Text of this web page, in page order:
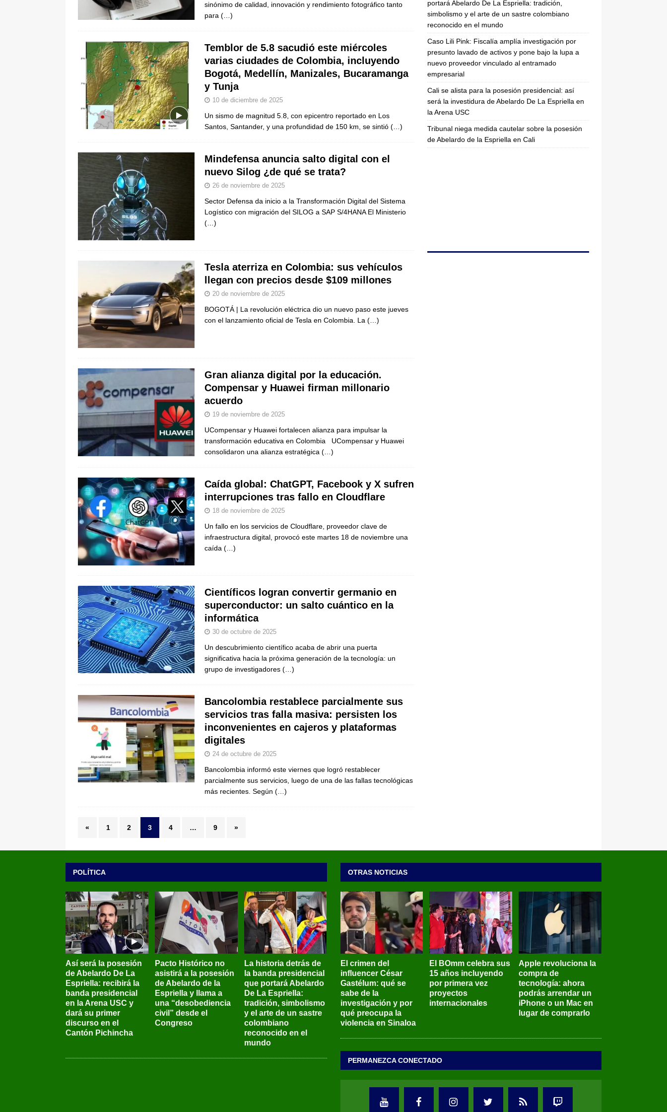
sinónimo de calidad, innovación y rendimiento fotográfico tanto
para (…)
Temblor de 5.8 sacudió este miércoles
varias ciudades de Colombia, incluyendo
Bogotá, Medellín, Manizales, Bucaramanga
y Tunja
10 de diciembre de 2025
Un sismo de magnitud 5.8, con epicentro reportado en Los
Santos, Santander, y una profundidad de 150 km, se sintió (…)
Mindefensa anuncia salto digital con el
nuevo Silog ¿de qué se trata?
26 de noviembre de 2025
Sector Defensa da inicio a la Transformación Digital del Sistema
Logístico con migración del SILOG a SAP S/4HANA El Ministerio
(…)
Tesla aterriza en Colombia: sus vehículos
llegan con precios desde $109 millones
20 de noviembre de 2025
BOGOTÁ | La revolución eléctrica dio un nuevo paso este jueves
con el lanzamiento oficial de Tesla en Colombia. La (…)
Gran alianza digital por la educación.
Compensar y Huawei firman millonario
acuerdo
19 de noviembre de 2025
UCompensar y Huawei fortalecen alianza para impulsar la
transformación educativa en Colombia UCompensar y Huawei
consolidaron una alianza estratégica (…)
Caída global: ChatGPT, Facebook y X sufren
interrupciones tras fallo en Cloudflare
18 de noviembre de 2025
Un fallo en los servicios de Cloudflare, proveedor clave de
infraestructura digital, provocó este martes 18 de noviembre una
caída (…)
Científicos logran convertir germanio en
superconductor: un salto cuántico en la
informática
30 de octubre de 2025
Un descubrimiento científico acaba de abrir una puerta
significativa hacia la próxima generación de la tecnología: un
grupo de investigadores (…)
Bancolombia restablece parcialmente sus
servicios tras falla masiva: persisten los
inconvenientes en cajeros y plataformas
digitales
24 de octubre de 2025
Bancolombia informó este viernes que logró restablecer
parcialmente sus servicios, luego de una de las fallas tecnológicas
más recientes. Según (…)
« 1 2 3 4 … 9 »
portará Abelardo De La Espriella: tradición,
simbolismo y el arte de un sastre colombiano
reconocido en el mundo
Caso Lili Pink: Fiscalía amplía investigación por
presunto lavado de activos y pone bajo la lupa a
nuevo proveedor vinculado al entramado
empresarial
Cali se alista para la posesión presidencial: así
será la investidura de Abelardo De La Espriella en
la Arena USC
Tribunal niega medida cautelar sobre la posesión
de Abelardo de la Espriella en Cali
POLÍTICA
Así será la posesión
de Abelardo De La
Espriella: recibirá la
banda presidencial
en la Arena USC y
dará su primer
discurso en el
Cantón Pichincha
Pacto Histórico no
asistirá a la posesión
de Abelardo de la
Espriella y llama a
una “desobediencia
civil” desde el
Congreso
La historia detrás de
la banda presidencial
que portará Abelardo
De La Espriella:
tradición, simbolismo
y el arte de un sastre
colombiano
reconocido en el
mundo
OTRAS NOTICIAS
El crimen del
influencer César
Gastélum: qué se
sabe de la
investigación y por
qué preocupa la
violencia en Sinaloa
El BOmm celebra sus
15 años incluyendo
por primera vez
proyectos
internacionales
Apple revoluciona la
compra de
tecnología: ahora
podrás arrendar un
iPhone o un Mac en
lugar de comprarlo
PERMANEZCA CONECTADO